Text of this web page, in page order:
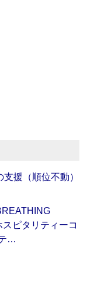
援（順位不動）
ピタリティーコ
…